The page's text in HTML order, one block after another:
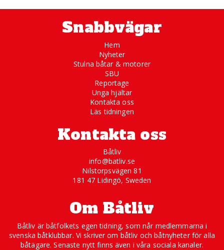
Snabbvägar
Hem
Nyheter
Stulna båtar & motorer
SBU
Reportage
Unga hjältar
Kontakta oss
Läs tidningen
Kontakta oss
Båtliv
info@batliv.se
Nilstorpsvägen 81
181 47 Lidingö, Sweden
Om Båtliv
Båtliv är båtfolkets egen tidning, som når medlemmarna i
svenska båtklubbar. Vi skriver om båtliv och båtnyheter för alla
båtägare. Senaste nytt finns även i våra sociala kanaler.